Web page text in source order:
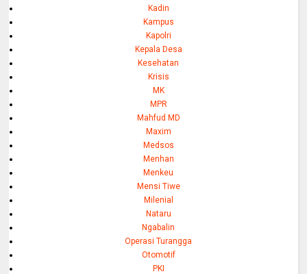
Kadin
Kampus
Kapolri
Kepala Desa
Kesehatan
Krisis
MK
MPR
Mahfud MD
Maxim
Medsos
Menhan
Menkeu
Mensi Tiwe
Milenial
Nataru
Ngabalin
Operasi Turangga
Otomotif
PKI